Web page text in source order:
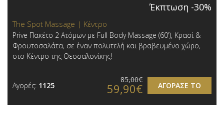
Έκπτωση -30%
The Spot Massage | Κέντρο
Prive Πακέτο 2 Ατόμων με Full Body Massage (60'), Κρασί &
Φρουτοσαλάτα, σε έναν πολυτελή και βραβευμένο χώρο,
στο Κέντρο της Θεσσαλονίκης!
Αγορές: 1125 ΑΓΟΡΑΣΕ ΤΟ
85,00€
59,90€